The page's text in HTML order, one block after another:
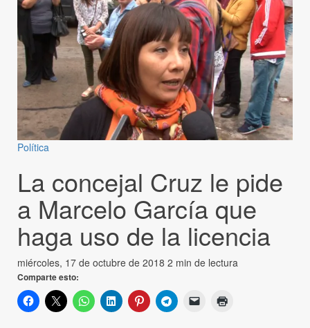
Política
La concejal Cruz le pide
a Marcelo García que
haga uso de la licencia
miércoles, 17 de octubre de 2018 2 min de lectura
Comparte esto: